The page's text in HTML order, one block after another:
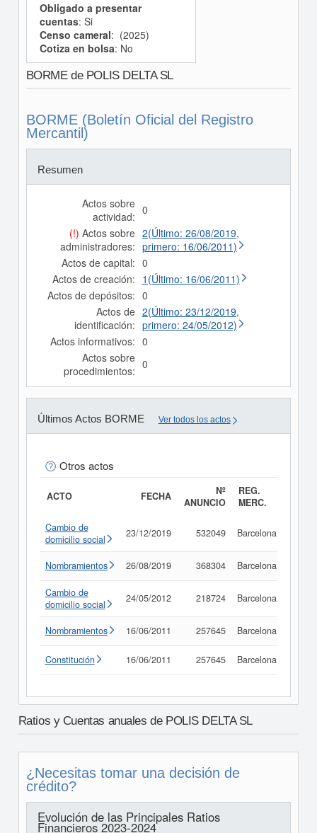
Obligado a presentar
cuentas: Si
Censo cameral: (2025)
Cotiza en bolsa: No
BORME de POLIS DELTA SL
BORME (Boletín Oficial del Registro
Mercantil)
Resumen
Actos sobre
actividad: 0
(!) Actos sobre
administradores:
2(Último: 26/08/2019,
primero: 16/06/2011)
Actos de capital: 0
Actos de creación: 1(Último: 16/06/2011)
Actos de depósitos: 0
Actos de
identificación:
2(Último: 23/12/2019,
primero: 24/05/2012)
Actos informativos: 0
Actos sobre
procedimientos: 0
Últimos Actos BORME Ver todos los actos
Otros actos
ACTO FECHA
Nº
ANUNCIO
REG.
MERC.
Cambio de
domicilio social
23/12/2019 532049 Barcelona
Nombramientos 26/08/2019 368304 Barcelona
Cambio de
domicilio social
24/05/2012 218724 Barcelona
Nombramientos 16/06/2011 257645 Barcelona
Constitución 16/06/2011 257645 Barcelona
Ratios y Cuentas anuales de POLIS DELTA SL
¿Necesitas tomar una decisión de
crédito?
Evolución de las Principales Ratios
Financieros 2023-2024